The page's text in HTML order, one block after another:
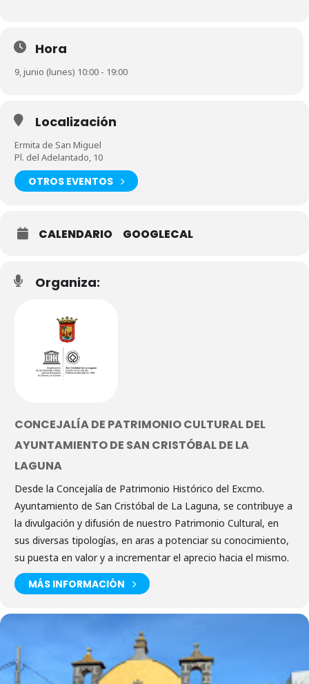
Hora
9, junio (lunes) 10:00 - 19:00
Localización
Ermita de San Miguel
Pl. del Adelantado, 10
OTROS EVENTOS
CALENDARIO GOOGLECAL
Organiza:
CONCEJALÍA DE PATRIMONIO CULTURAL DEL
AYUNTAMIENTO DE SAN CRISTÓBAL DE LA
LAGUNA
Desde la Concejalía de Patrimonio Histórico del Excmo.
Ayuntamiento de San Cristóbal de La Laguna, se contribuye a
la divulgación y difusión de nuestro Patrimonio Cultural, en
sus diversas tipologías, en aras a potenciar su conocimiento,
su puesta en valor y a incrementar el aprecio hacia el mismo.
MÁS INFORMACIÓN